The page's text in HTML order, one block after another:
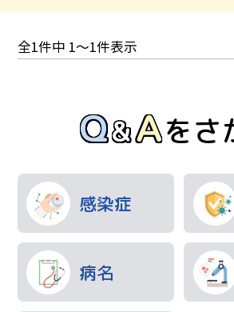
ワクチ
ワクチンにまつわるエトセト
３種混合ワクチン
5種混合ワクチン
ジフテリアワクチン
破傷風ワクチン
ョ
投
シ
ョ
ン
全1件中 1～1件表示
Q&Aをさ
感染症
病名